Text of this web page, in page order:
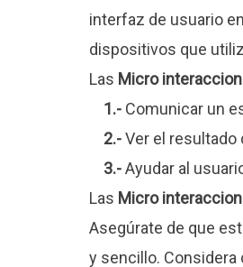
interfaz de usuario
dispositivos que
Las Micro
1.- Comunicar un
2.-Ver el resultado
3.-Ayudar al
Las Micro
Asegúrate de que
y sencillo. Considera